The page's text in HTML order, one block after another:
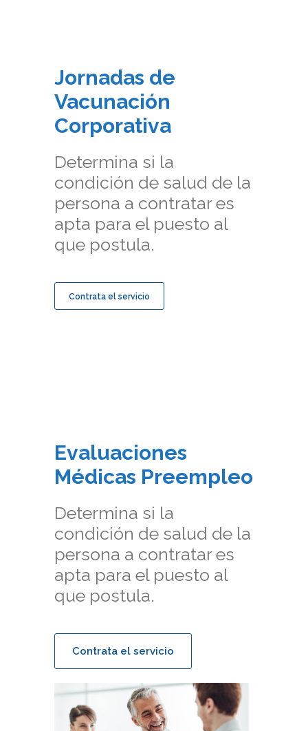
Jornadas de
Vacunación
Corporativa
Determina si la
condición de salud de la
persona a contratar es
apta para el puesto al
que postula.
Contrata el servicio
Evaluaciones
Médicas Preempleo
Determina si la
condición de salud de la
persona a contratar es
apta para el puesto al
que postula.
Contrata el servicio